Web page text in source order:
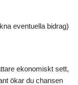
eventuella bidrag)
ekonomiskt sett,
ökar du chansen